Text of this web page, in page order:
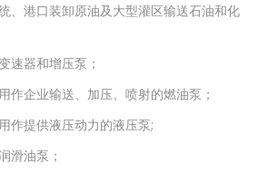
、港口装卸原油及大型灌区输送石油和化
速器和增压泵；
作企业输送、加压、喷射的燃油泵；
作提供液压动力的液压泵;
滑油泵；